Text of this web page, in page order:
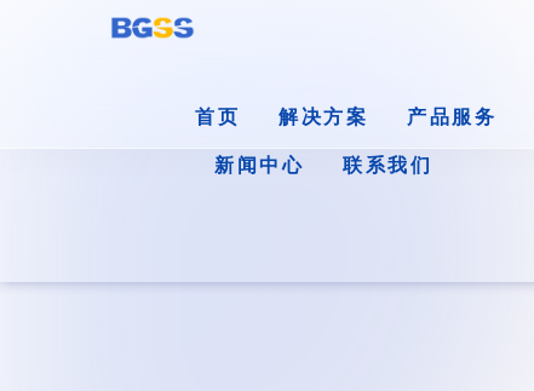
首页 解决方案 产品服务
新闻中心 联系我们